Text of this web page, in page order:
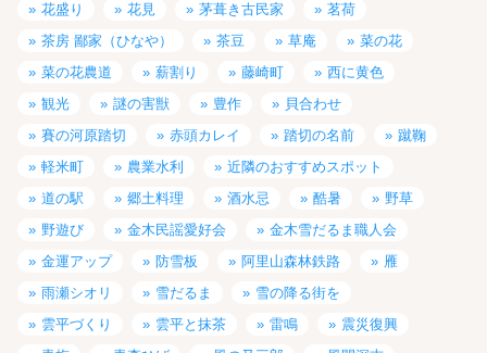
花盛り
花見 茅葺き古民家
茗荷
茶房 鄙家（ひなや）
茶豆 草庵
菜の花
菜の花農道
薪割り 藤崎町
西に黄色
観光
謎の害獣 豊作
貝合わせ
賽の河原踏切
赤頭カレイ 踏切の名前
蹴鞠
軽米町
農業水利
近隣のおすすめスポット
道の駅
郷土料理 酒水忌 酷暑
野草
野遊び
金木民謡愛好会
金木雪だるま職人会
金運アップ
防雪板 阿里山森林鉄路
雁
雨瀬シオリ
雪だるま
雪の降る街を
雲平づくり
雲平と抹茶 雷鳴
震災復興